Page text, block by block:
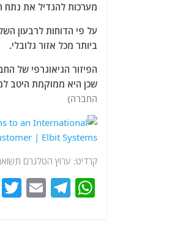
מערכות להגדיל את נתח
ביותר מכל אזור גלובלי.
הפיזור הגיאוגרפי של
שכן היא ממוקמת היטב
החברה)
קרדיט: ערוץ הטלגרם
W
T
E